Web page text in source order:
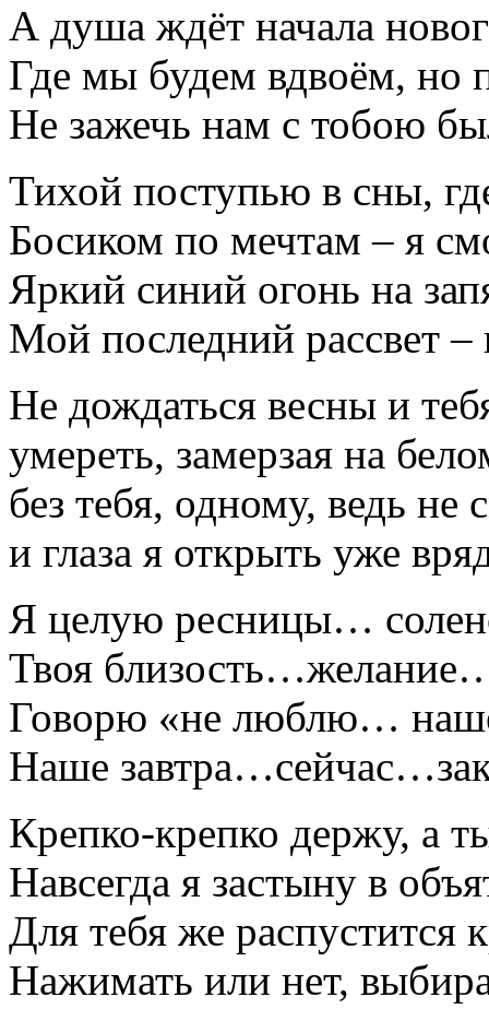
А душа ждёт начала
Где мы будем вдвоём, но
Не зажечь нам с тобою
Тихой поступью в сны,
Босиком по мечтам – я
Яркий синий огонь на
Мой последний рассвет –
Не дождаться весны и
умереть, замерзая на
без тебя, одному, ведь не
и глаза я открыть уже
Я целую ресницы…
Твоя
Говорю «не люблю…
Наше
Крепко-крепко держу, а
Навсегда я застыну в
Для тебя же распустится
Нажимать или нет,